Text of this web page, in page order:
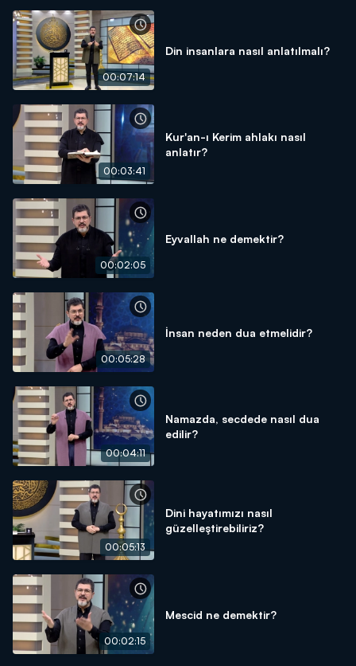
00:07:14
Din insanlara nasıl anlatılmalı?
00:03:41
Kur'an-ı Kerim ahlakı nasıl
anlatır?
00:02:05
Eyvallah ne demektir?
00:05:28
İnsan neden dua etmelidir?
00:04:11
Namazda, secdede nasıl dua
edilir?
00:05:13
Dini hayatımızı nasıl
güzelleştirebiliriz?
00:02:15
Mescid ne demektir?